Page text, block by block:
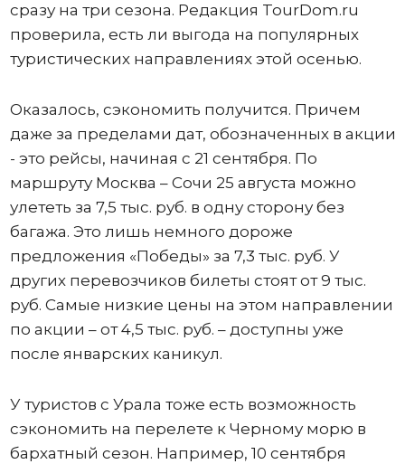
сразу на три сезона. Редакция TourDom.ru
проверила, есть ли выгода на популярных
туристических направлениях этой осенью.
Оказалось, сэкономить получится. Причем
даже за пределами дат, обозначенных в акции
- это рейсы, начиная с 21 сентября. По
маршруту Москва – Сочи 25 августа можно
улететь за 7,5 тыс. руб. в одну сторону без
багажа. Это лишь немного дороже
предложения «Победы» за 7,3 тыс. руб. У
других перевозчиков билеты стоят от 9 тыс.
руб. Самые низкие цены на этом направлении
по акции – от 4,5 тыс. руб. – доступны уже
после январских каникул.
У туристов с Урала тоже есть возможность
сэкономить на перелете к Черному морю в
бархатный сезон. Например, 10 сентября